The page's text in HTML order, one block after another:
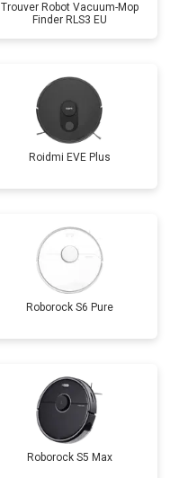
Trouver Robot Vacuum-Mop
Finder RLS3 EU
Roidmi EVE Plus
Roborock S6 Pure
Roborock S5 Max